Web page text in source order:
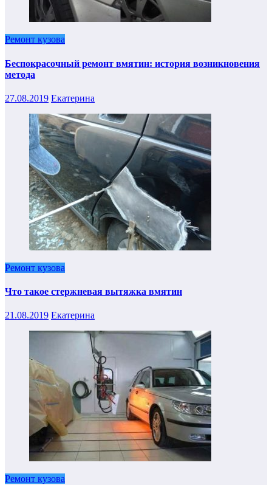
Ремонт кузова
Беспокрасочный ремонт вмятин: история возникновения
метода
27.08.2019 Екатерина
Ремонт кузова
Что такое стержневая вытяжка вмятин
21.08.2019 Екатерина
Ремонт кузова